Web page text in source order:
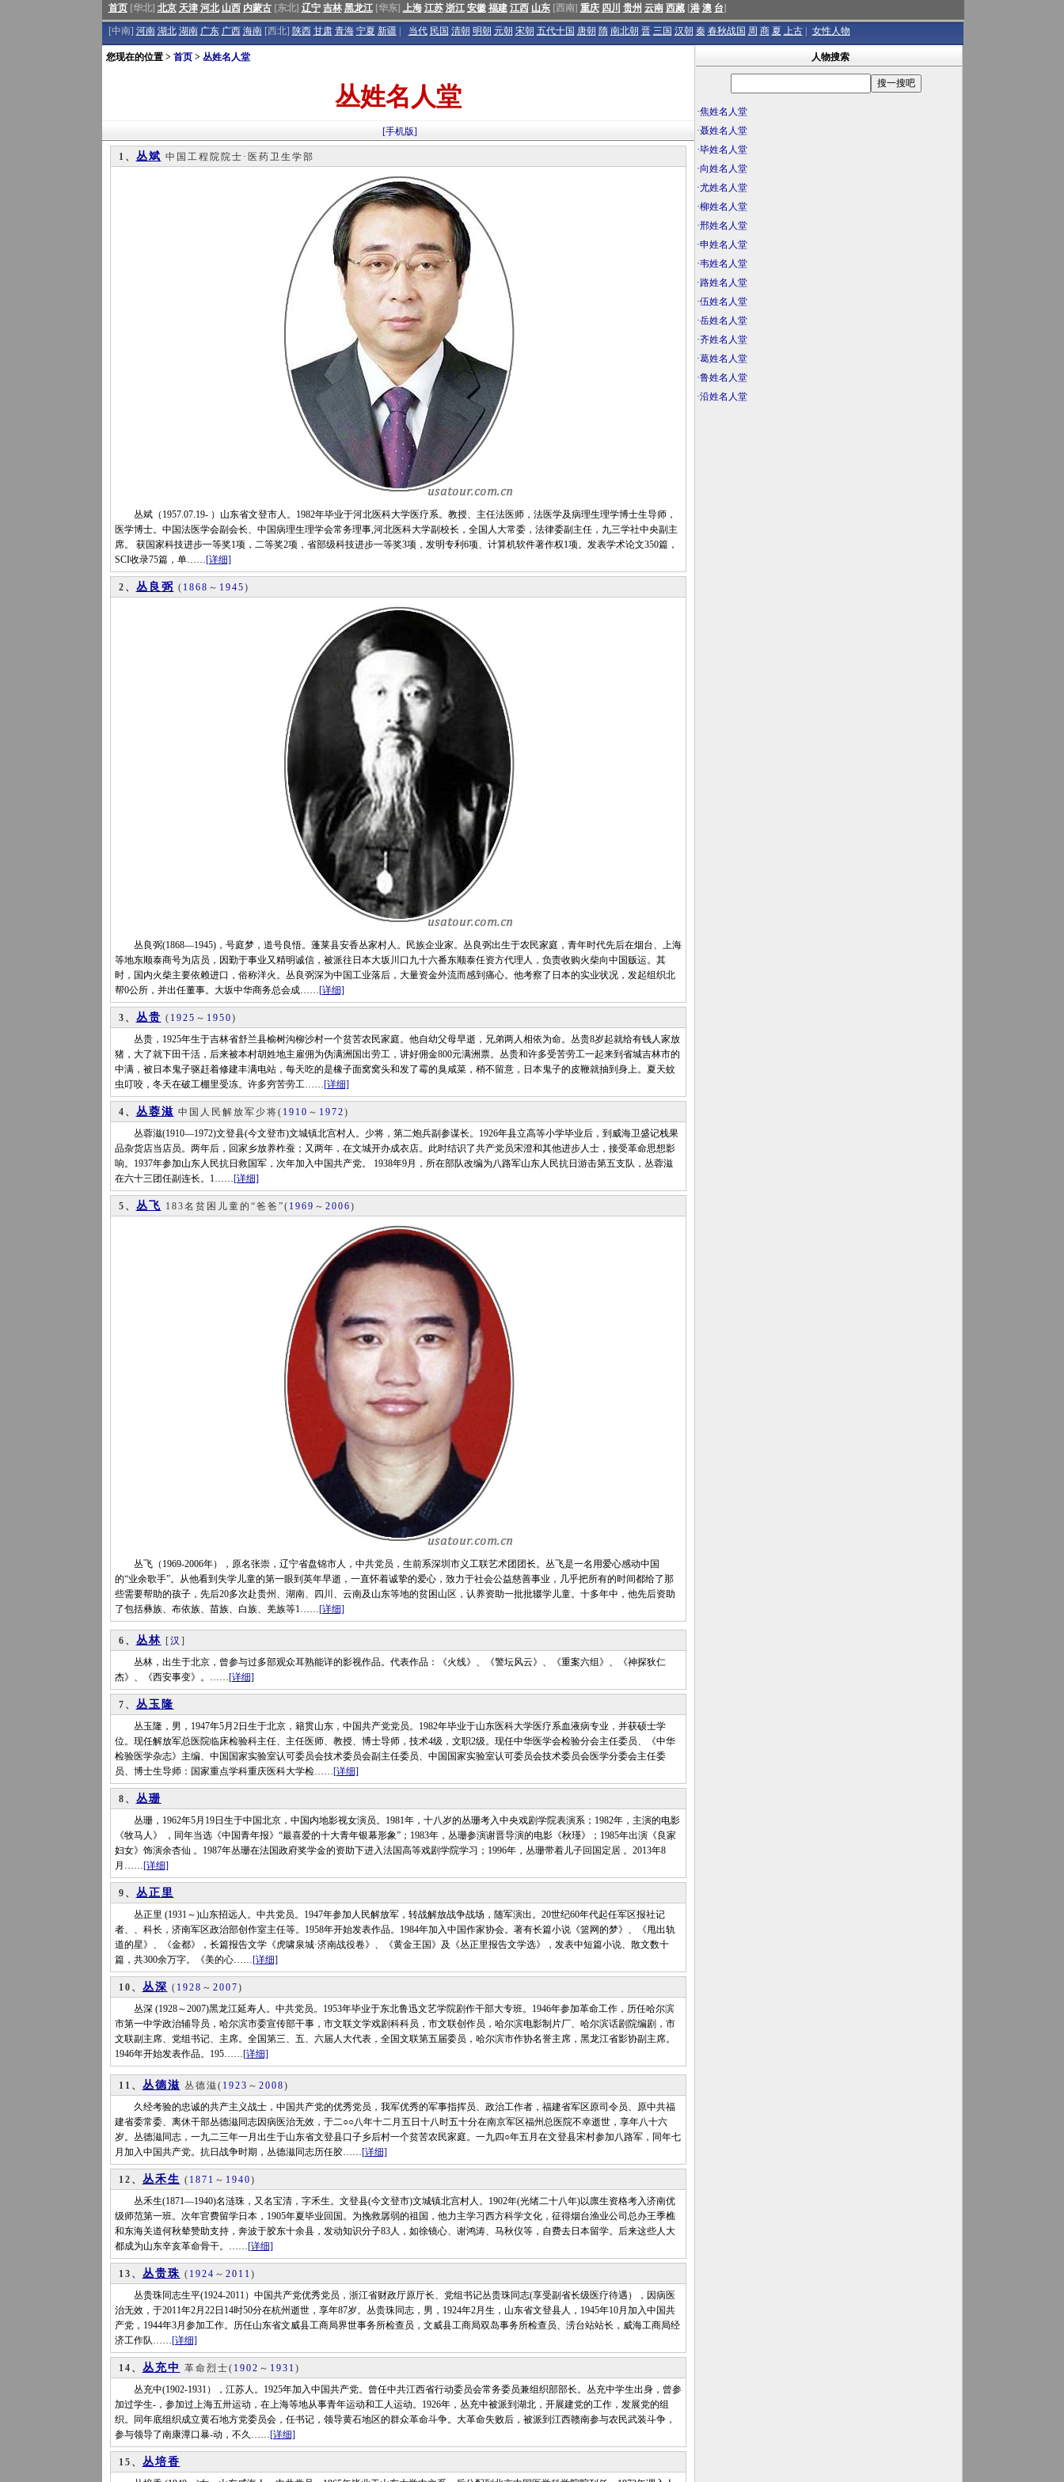
首页[华北] 北京 天津 河北 山西 内蒙古[东北] 辽宁 吉林 黑龙江[华东] 上海 江苏 浙江 安徽 福建 江西 山东[西南] 重庆 四川 贵州 云南 西藏[港 澳 台]
[中南] 河南 湖北 湖南 广东 广西 海南[西北] 陕西 甘肃 青海 宁夏 新疆 当代 民国 清朝 明朝 元朝 宋朝 五代十国 唐朝 隋 南北朝 晋 三国 汉朝 秦 春秋战国 周 商 夏 上古 女性人物
您现在的位置 > 首页> 丛姓名人堂
丛姓名人堂
[手机版]
1、 丛斌 中国工程院院士·医药卫生学部
丛斌（1957.07.19- ）山东省文登市人。1982年毕业于河北医科大学医疗系。教授、主任法医师，法医学及病理生理学博士生导师，
医学博士。中国法医学会副会长、中国病理生理学会常务理事,河北医科大学副校长，全国人大常委，法律委副主任，九三学社中央副主
席。 获国家科技进步一等奖1项，二等奖2项，省部级科技进步一等奖3项，发明专利6项、计算机软件著作权1项。发表学术论文350篇，
SCI收录75篇，单……[详细]
2、 丛良弼 ( 1868 ～ 1945)
丛良弼(1868—1945)，号庭梦，道号良悟。蓬莱县安香丛家村人。民族企业家。丛良弼出生于农民家庭，青年时代先后在烟台、上海
等地东顺泰商号为店员，因勤于事业又精明诚信，被派往日本大坂川口九十六番东顺泰任资方代理人，负责收购火柴向中国贩运。其
时，国内火柴主要依赖进口，俗称洋火。丛良弼深为中国工业落后，大量资金外流而感到痛心。他考察了日本的实业状况，发起组织北
帮0公所，并出任董事。大坂中华商务总会成……[详细]
3、 丛贵 ( 1925 ～ 1950)
丛贵，1925年生于吉林省舒兰县榆树沟柳沙村一个贫苦农民家庭。他自幼父母早逝，兄弟两人相依为命。丛贵8岁起就给有钱人家放
猪，大了就下田干活，后来被本村胡姓地主雇佣为伪满洲国出劳工，讲好佣金800元满洲票。丛贵和许多受苦劳工一起来到省城吉林市的
中满，被日本鬼子驱赶着修建丰满电站，每天吃的是橡子面窝窝头和发了霉的臭咸菜，稍不留意，日本鬼子的皮鞭就抽到身上。夏天蚊
虫叮咬，冬天在破工棚里受冻。许多穷苦劳工……[详细]
4、 丛蓉滋 中国人民解放军少将( 1910 ～ 1972)
丛蓉滋(1910—1972)文登县(今文登市)文城镇北宫村人。少将，第二炮兵副参谋长。1926年县立高等小学毕业后，到威海卫盛记栈果
品杂货店当店员。两年后，回家乡放养柞蚕；又两年，在文城开办成衣店。此时结识了共产党员宋澄和其他进步人士，接受革命思想影
响。1937年参加山东人民抗日救国军，次年加入中国共产党。 1938年9月，所在部队改编为八路军山东人民抗日游击第五支队，丛蓉滋
在六十三团任副连长。1……[详细]
5、 丛飞 183名贫困儿童的“爸爸”( 1969 ～ 2006)
丛飞（1969-2006年），原名张崇，辽宁省盘锦市人，中共党员，生前系深圳市义工联艺术团团长。丛飞是一名用爱心感动中国
的“业余歌手”。从他看到失学儿童的第一眼到英年早逝，一直怀着诚挚的爱心，致力于社会公益慈善事业，几乎把所有的时间都给了那
些需要帮助的孩子，先后20多次赴贵州、湖南、四川、云南及山东等地的贫困山区，认养资助一批批辍学儿童。十多年中，他先后资助
了包括彝族、布依族、苗族、白族、羌族等1……[详细]
6、 丛林 [汉 ]
丛林，出生于北京，曾参与过多部观众耳熟能详的影视作品。代表作品：《火线》、《警坛风云》、《重案六组》、《神探狄仁
杰》、《西安事变》。……[详细]
7、 丛玉隆
丛玉隆，男，1947年5月2日生于北京，籍贯山东，中国共产党党员。1982年毕业于山东医科大学医疗系血液病专业，并获硕士学
位。现任解放军总医院临床检验科主任、主任医师、教授、博士导师，技术4级，文职2级。现任中华医学会检验分会主任委员、《中华
检验医学杂志》主编、中国国家实验室认可委员会技术委员会副主任委员、中国国家实验室认可委员会技术委员会医学分委会主任委
员、博士生导师：国家重点学科重庆医科大学检……[详细]
8、 丛珊
丛珊，1962年5月19日生于中国北京，中国内地影视女演员。1981年，十八岁的丛珊考入中央戏剧学院表演系；1982年，主演的电影
《牧马人》 ，同年当选《中国青年报》“最喜爱的十大青年银幕形象”；1983年，丛珊参演谢晋导演的电影《秋瑾》；1985年出演《良家
妇女》饰演余杏仙 。1987年丛珊在法国政府奖学金的资助下进入法国高等戏剧学院学习；1996年，丛珊带着儿子回国定居 。2013年8
月……[详细]
9、 丛正里
丛正里 (1931～)山东招远人。中共党员。1947年参加人民解放军，转战解放战争战场，随军演出。20世纪60年代起任军区报社记
者、、科长，济南军区政治部创作室主任等。1958年开始发表作品。1984年加入中国作家协会。著有长篇小说《篮网的梦》、《甩出轨
道的星》、《金都》，长篇报告文学《虎啸泉城·济南战役卷》、《黄金王国》及《丛正里报告文学选》，发表中短篇小说、散文数十
篇，共300余万字。《美的心……[详细]
10、 丛深 ( 1928 ～ 2007)
丛深 (1928～2007)黑龙江延寿人。中共党员。1953年毕业于东北鲁迅文艺学院剧作干部大专班。1946年参加革命工作，历任哈尔滨
市第一中学政治辅导员，哈尔滨市委宣传部干事，市文联文学戏剧科科员，市文联创作员，哈尔滨电影制片厂、哈尔滨话剧院编剧，市
文联副主席、党组书记、主席。全国第三、五、六届人大代表，全国文联第五届委员，哈尔滨市作协名誉主席，黑龙江省影协副主席。
1946年开始发表作品。195……[详细]
11、 丛德滋 丛德滋( 1923 ～ 2008)
久经考验的忠诚的共产主义战士，中国共产党的优秀党员，我军优秀的军事指挥员、政治工作者，福建省军区原司令员、原中共福
建省委常委、离休干部丛德滋同志因病医治无效，于二○○八年十二月五日十八时五十分在南京军区福州总医院不幸逝世，享年八十六
岁。丛德滋同志，一九二三年一月出生于山东省文登县口子乡后村一个贫苦农民家庭。一九四○年五月在文登县宋村参加八路军，同年七
月加入中国共产党。抗日战争时期，丛德滋同志历任胶……[详细]
12、 丛禾生 ( 1871 ～ 1940)
丛禾生(1871—1940)名涟珠，又名宝清，字禾生。文登县(今文登市)文城镇北宫村人。1902年(光绪二十八年)以廪生资格考入济南优
级师范第一班。次年官费留学日本，1905年夏毕业回国。为挽救孱弱的祖国，他力主学习西方科学文化，征得烟台渔业公司总办王季樵
和东海关道何秋辇赞助支持，奔波于胶东十余县，发动知识分子83人，如徐镜心、谢鸿涛、马秋仪等，自费去日本留学。后来这些人大
都成为山东辛亥革命骨干。……[详细]
13、 丛贵珠 ( 1924 ～ 2011 )
丛贵珠同志生平(1924-2011）中国共产党优秀党员，浙江省财政厅原厅长、党组书记丛贵珠同志(享受副省长级医疗待遇），因病医
治无效，于2011年2月22日14时50分在杭州逝世，享年87岁。丛贵珠同志，男，1924年2月生，山东省文登县人，1945年10月加入中国共
产党，1944年3月参加工作。历任山东省文威县工商局界世事务所检查员，文威县工商局双岛事务所检查员、涝台站站长，威海工商局经
济工作队……[详细]
14、 丛充中 革命烈士( 1902 ～ 1931 )
丛充中(1902-1931），江苏人。1925年加入中国共产党。曾任中共江西省行动委员会常务委员兼组织部部长。丛充中学生出身，曾参
加过学生-，参加过上海五卅运动，在上海等地从事青年运动和工人运动。1926年，丛充中被派到湖北，开展建党的工作，发展党的组
织。同年底组织成立黄石地方党委员会，任书记，领导黄石地区的群众革命斗争。大革命失败后，被派到江西赣南参与农民武装斗争，
参与领导了南康潭口暴-动，不久……[详细]
15、 丛培香
人物搜索
·焦姓名人堂
·聂姓名人堂
·毕姓名人堂
·向姓名人堂
·尤姓名人堂
·柳姓名人堂
·邢姓名人堂
·申姓名人堂
·韦姓名人堂
·路姓名人堂
·伍姓名人堂
·岳姓名人堂
·齐姓名人堂
·葛姓名人堂
·鲁姓名人堂
·沿姓名人堂